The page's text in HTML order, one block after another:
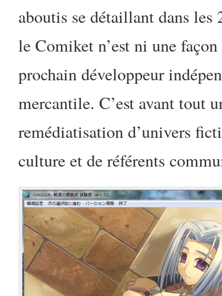
aboutis se détaillant dans les
le Comiket n’est ni une
prochain développeur
mercantile. C’est avant tout
remédiatisation d’univers
culture et de référents